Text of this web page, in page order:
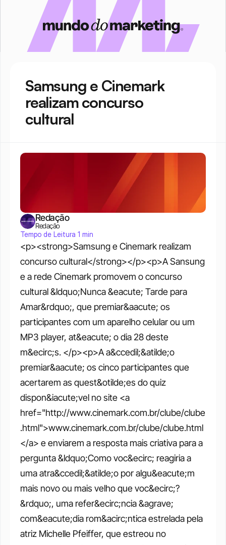
Samsung e Cinemark
realizam concurso
cultural
<p><strong>Samsung e Cinemark realizam
concurso cultural</strong></p><p>A Sansung
e a rede Cinemark promovem o concurso
cultural &ldquo;Nunca &eacute; Tarde para
Amar&rdquo;, que premiar&aacute; os
participantes com um aparelho celular ou um
MP3 player, at&eacute; o dia 28 deste
m&ecirc;s. </p><p>A a&ccedil;&atilde;o
premiar&aacute; os cinco participantes que
acertarem as quest&otilde;es do quiz
dispon&iacute;vel no site <a
href="http://www.cinemark.com.br/clube/clube
.html">www.cinemark.com.br/clube/clube.html
</a> e enviarem a resposta mais criativa para a
pergunta &ldquo;Como voc&ecirc; reagiria a
uma atra&ccedil;&atilde;o por algu&eacute;m
mais novo ou mais velho que voc&ecirc;?
&rdquo;, uma refer&ecirc;ncia &agrave;
com&eacute;dia rom&acirc;ntica estrelada pela
atriz Michelle Pfeiffer, que estreou no
Redação
Redação
Tempo de Leitura 1 min